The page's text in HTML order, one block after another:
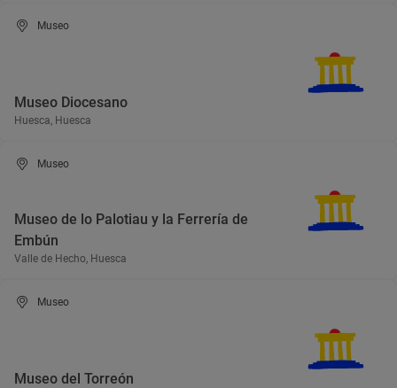
Museo
Museo Diocesano
Huesca, Huesca
Museo
Museo de lo Palotiau y la Ferrería de
Embún
Valle de Hecho, Huesca
Museo
Museo del Torreón